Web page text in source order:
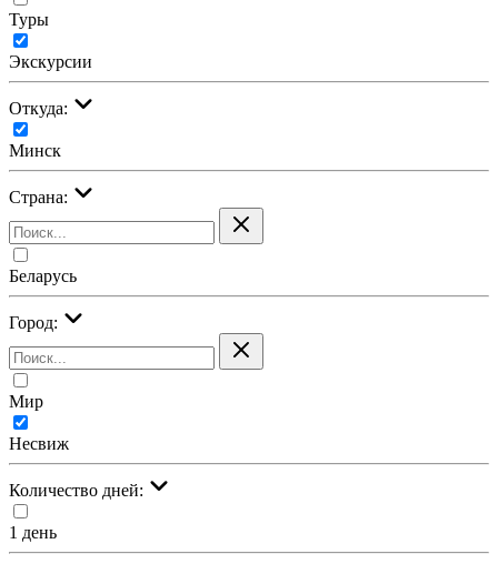
Туры
Экскурсии
Откуда:
Минск
Страна:
Беларусь
Город:
Мир
Несвиж
Количество дней:
1 день